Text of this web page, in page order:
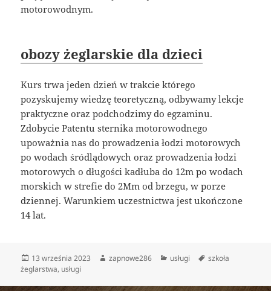
motorowodnym.
obozy żeglarskie dla dzieci
Kurs trwa jeden dzień w trakcie którego
pozyskujemy wiedzę teoretyczną, odbywamy lekcje
praktyczne oraz podchodzimy do egzaminu.
Zdobycie Patentu sternika motorowodnego
upoważnia nas do prowadzenia łodzi motorowych
po wodach śródlądowych oraz prowadzenia łodzi
motorowych o długości kadłuba do 12m po wodach
morskich w strefie do 2Mm od brzegu, w porze
dziennej. Warunkiem uczestnictwa jest ukończone
14 lat.
Data
publikacji
13 września 2023 Autor
zapnowe286 Kategorie
usługi Tagi
szkoła
żeglarstwa, usługi